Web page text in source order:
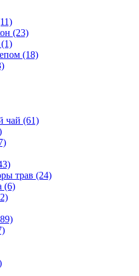
(23)
(1)
(18)
чай (61)
трав (24)
(6)